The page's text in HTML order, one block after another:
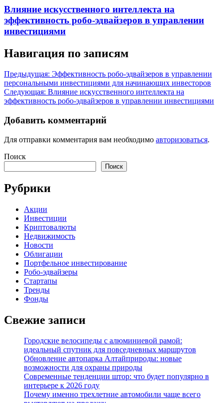
Влияние искусственного интеллекта на
эффективность робо-эдвайзеров в управлении
инвестициями
Навигация по записям
Предыдущая: Эффективность робо-эдвайзеров в управлении
персональными инвестициями для начинающих инвесторов
Следующая: Влияние искусственного интеллекта на
эффективность робо-эдвайзеров в управлении инвестициями
Добавить комментарий
Для отправки комментария вам необходимо авторизоваться.
Поиск
Поиск
Рубрики
Акции
Инвестиции
Криптовалюты
Недвижимость
Новости
Облигации
Портфельное инвестирование
Робо-эдвайзеры
Стартапы
Тренды
Фонды
Свежие записи
Городские велосипеды с алюминиевой рамой:
идеальный спутник для повседневных маршрутов
Обновление автопарка Алтайприроды: новые
возможности для охраны природы
Современные тенденции штор: что будет популярно в
интерьере к 2026 году
Почему именно трехлетние автомобили чаще всего